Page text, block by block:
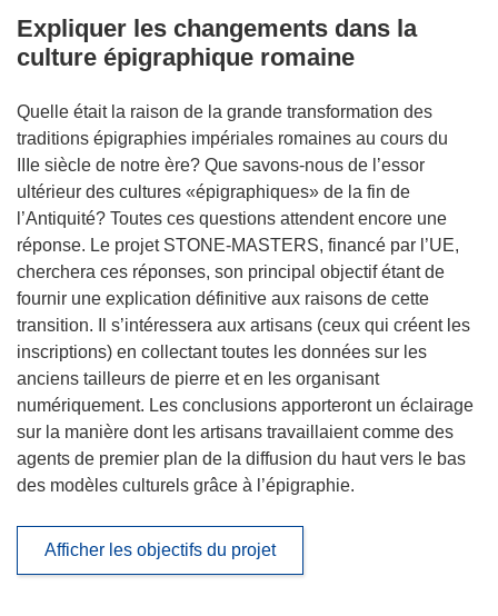
Expliquer les changements dans la
culture épigraphique romaine
Quelle était la raison de la grande transformation des
traditions épigraphies impériales romaines au cours du
IIIe siècle de notre ère? Que savons-nous de l’essor
ultérieur des cultures «épigraphiques» de la fin de
l’Antiquité? Toutes ces questions attendent encore une
réponse. Le projet STONE-MASTERS, financé par l’UE,
cherchera ces réponses, son principal objectif étant de
fournir une explication définitive aux raisons de cette
transition. Il s’intéressera aux artisans (ceux qui créent les
inscriptions) en collectant toutes les données sur les
anciens tailleurs de pierre et en les organisant
numériquement. Les conclusions apporteront un éclairage
sur la manière dont les artisans travaillaient comme des
agents de premier plan de la diffusion du haut vers le bas
des modèles culturels grâce à l’épigraphie.
Afficher les objectifs du projet